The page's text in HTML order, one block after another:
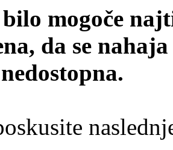
mogoče
da se